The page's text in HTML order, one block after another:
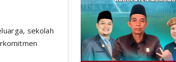
sekolah